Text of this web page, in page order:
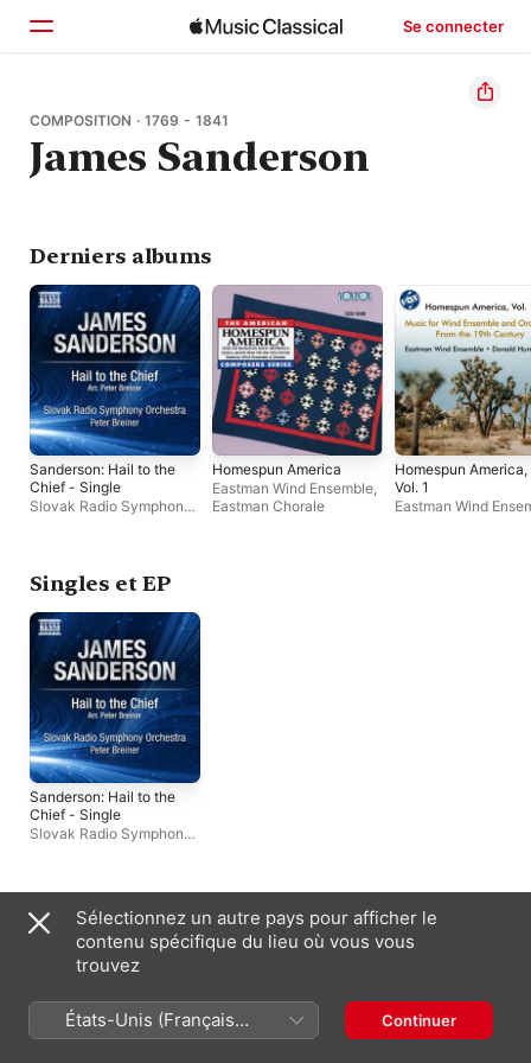
Se connecter
Accueil
Parcourir
COMPOSITION · 1769 - 1841
James Sanderson
Derniers albums
Sanderson: Hail to the
Chief - Single
Slovak Radio Symphony
Homespun America
Eastman Wind Ensemble,
Eastman Chorale
Homespun America,
Vol. 1
Eastman Wind
Singles et EP
Sanderson: Hail to the
Chief - Single
Slovak Radio Symphony
Compilations
Sélectionnez un autre pays pour afficher le
contenu spécifique du lieu où vous vous
trouvez
États-Unis (Français
France)
Continuer